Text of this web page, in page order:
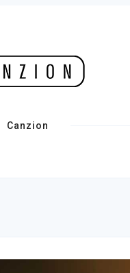
Canzion